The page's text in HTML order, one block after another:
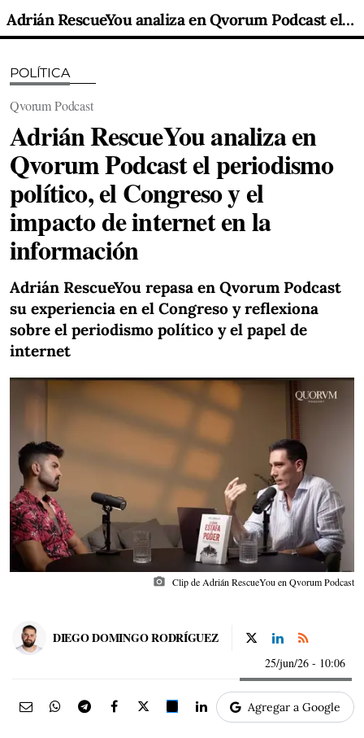
Adrián RescueYou analiza en Qvorum Podcast el periodismo político, el Congreso y el impacto de internet en la información
POLÍTICA
Qvorum Podcast
Adrián RescueYou analiza en
Qvorum Podcast el periodismo
político, el Congreso y el
impacto de internet en la
información
Adrián RescueYou repasa en Qvorum Podcast
su experiencia en el Congreso y reflexiona
sobre el periodismo político y el papel de
internet
photo_camera Clip de Adrián RescueYou en Qvorum Podcast
DIEGO DOMINGO RODRÍGUEZ
25/jun/26 - 10:06
Agregar a Google